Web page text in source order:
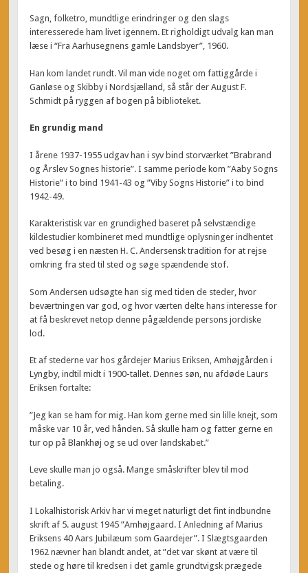
Sagn, folketro, mundtlige erindringer og den slags
interesserede ham livet igennem. Et righoldigt udvalg kan man
læse i “Fra Aarhusegnens gamle Landsbyer”, 1960.
Han kom landet rundt. Vil man vide noget om fattiggårde i
Ganløse og Skibby i Nordsjælland, så står der August F.
Schmidt på ryggen af bogen på biblioteket.
En grundig mand
I årene 1937-1955 udgav han i syv bind storværket ”Brabrand
og Årslev Sognes historie”. I samme periode kom ”Aaby Sogns
Historie” i to bind 1941-43 og ”Viby Sogns Historie” i to bind
1942-49.
Karakteristisk var en grundighed baseret på selvstændige
kildestudier kombineret med mundtlige oplysninger indhentet
ved besøg i en næsten H. C. Andersensk tradition for at rejse
omkring fra sted til sted og søge spændende stof.
Som Andersen udsøgte han sig med tiden de steder, hvor
beværtningen var god, og hvor værten delte hans interesse for
at få beskrevet netop denne pågældende persons jordiske
lod.
Et af stederne var hos gårdejer Marius Eriksen, Amhøjgården i
Lyngby, indtil midt i 1900-tallet. Dennes søn, nu afdøde Laurs
Eriksen fortalte:
”Jeg kan se ham for mig. Han kom gerne med sin lille knejt, som
måske var 10 år, ved hånden. Så skulle ham og fatter gerne en
tur op på Blankhøj og se ud over landskabet.”
Leve skulle man jo også. Mange småskrifter blev til mod
betaling.
I Lokalhistorisk Arkiv har vi meget naturligt det fint indbundne
skrift af 5. august 1945 ”Amhøjgaard. I Anledning af Marius
Eriksens 40 Aars Jubilæum som Gaardejer”. I Slægtsgaarden
1962 nævner han blandt andet, at ”det var skønt at være til
stede og høre til kredsen i det gamle grundtvigsk prægede